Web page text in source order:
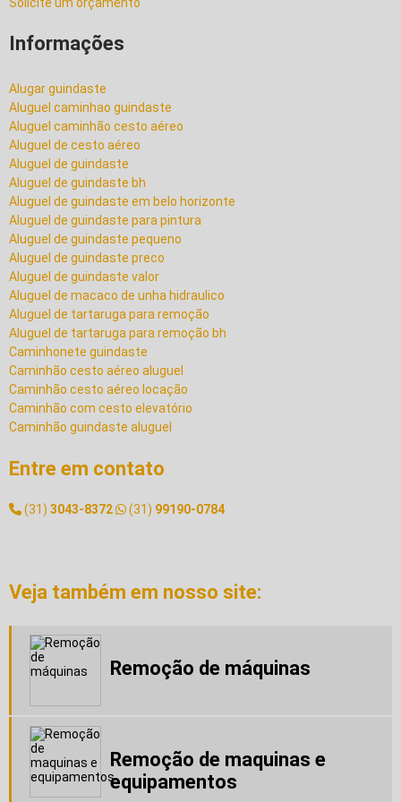
Solicite um orçamento
Informações
Alugar guindaste
Aluguel caminhao guindaste
Aluguel caminhão cesto aéreo
Aluguel de cesto aéreo
Aluguel de guindaste
Aluguel de guindaste bh
Aluguel de guindaste em belo horizonte
Aluguel de guindaste para pintura
Aluguel de guindaste pequeno
Aluguel de guindaste preco
Aluguel de guindaste valor
Aluguel de macaco de unha hidraulico
Aluguel de tartaruga para remoção
Aluguel de tartaruga para remoção bh
Caminhonete guindaste
Caminhão cesto aéreo aluguel
Caminhão cesto aéreo locação
Caminhão com cesto elevatório
Caminhão guindaste aluguel
Cesto aereo locação
Empresa de guindaste
Empresa de locação de guindaste
Empresa de remoção industrial
Empresas de montagem industrial no brasil
Equipamentos para remoção de máquinas
Equipamentos para remoção industrial
Guindaste 4 toneladas
Guindaste 45 toneladas
Guindaste 500 kg
Guindaste 6 toneladas
Guindaste aluguel
Entre em contato
(31) 3043-8372 (31) 99190-0784
Veja também em nosso site:
Remoção de máquinas
Remoção de maquinas e
equipamentos